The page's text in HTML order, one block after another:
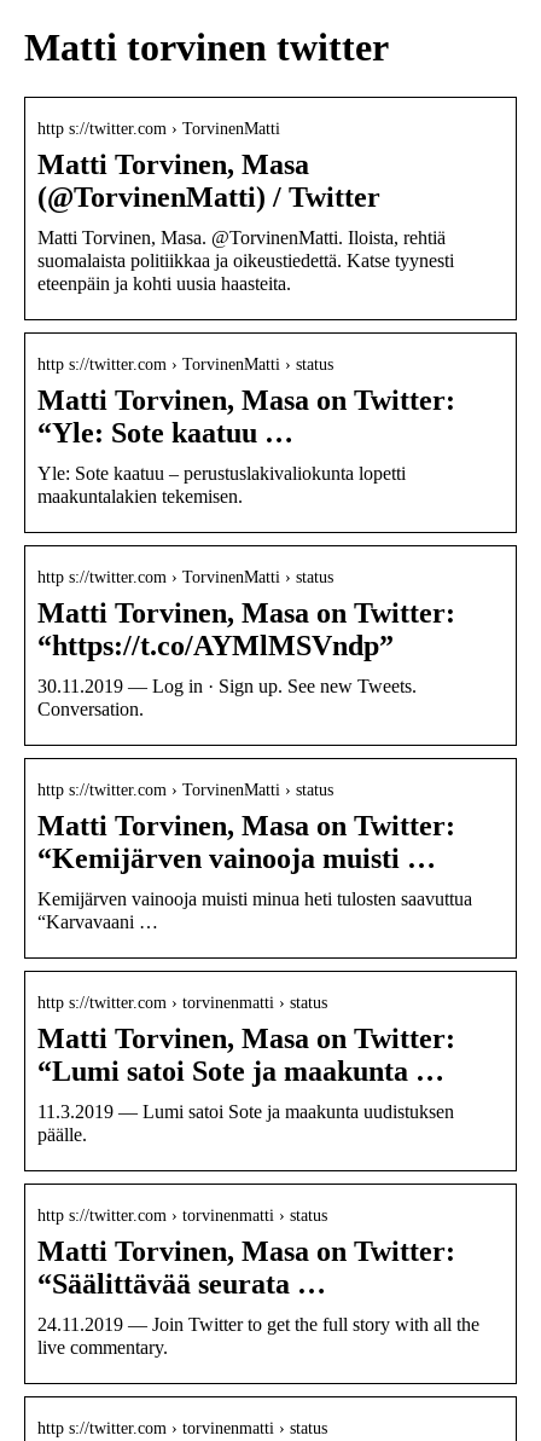
Matti torvinen twitter
http s://twitter.com › TorvinenMatti
Matti Torvinen, Masa
(@TorvinenMatti) / Twitter
Matti Torvinen, Masa. @TorvinenMatti. Iloista, rehtiä
suomalaista politiikkaa ja oikeustiedettä. Katse tyynesti
eteenpäin ja kohti uusia haasteita.
http s://twitter.com › TorvinenMatti › status
Matti Torvinen, Masa on Twitter:
“Yle: Sote kaatuu …
Yle: Sote kaatuu – perustuslakivaliokunta lopetti
maakuntalakien tekemisen.
http s://twitter.com › TorvinenMatti › status
Matti Torvinen, Masa on Twitter:
“https://t.co/AYMlMSVndp”
30.11.2019 — Log in · Sign up. See new Tweets.
Conversation.
http s://twitter.com › TorvinenMatti › status
Matti Torvinen, Masa on Twitter:
“Kemijärven vainooja muisti …
Kemijärven vainooja muisti minua heti tulosten saavuttua
“Karvavaani …
http s://twitter.com › torvinenmatti › status
Matti Torvinen, Masa on Twitter:
“Lumi satoi Sote ja maakunta …
11.3.2019 — Lumi satoi Sote ja maakunta uudistuksen
päälle.
http s://twitter.com › torvinenmatti › status
Matti Torvinen, Masa on Twitter:
“Säälittävää seurata …
24.11.2019 — Join Twitter to get the full story with all the
live commentary.
http s://twitter.com › torvinenmatti › status